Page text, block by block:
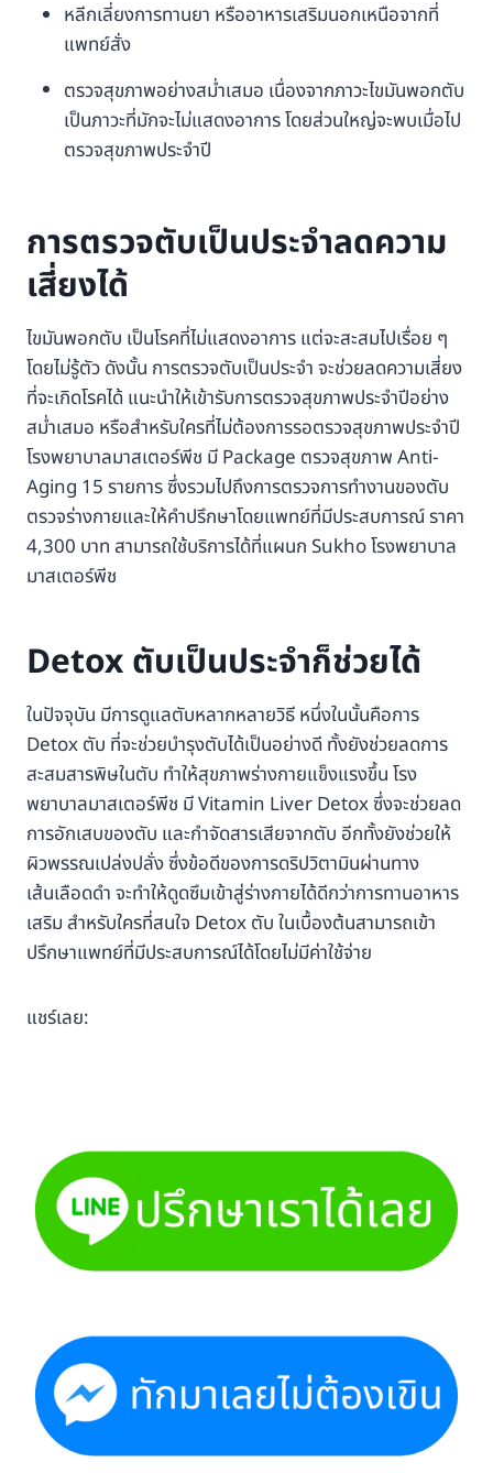
หลีกเลี่ยงการทานยา หรืออาหารเสริมนอกเหนือจากที่
แพทย์สั่ง
ตรวจสุขภาพอย่างสม่ำเสมอ เนื่องจากภาวะไขมันพอกตับ
เป็นภาวะที่มักจะไม่แสดงอาการ โดยส่วนใหญ่จะพบเมื่อไป
ตรวจสุขภาพประจำปี
การตรวจตับเป็นประจำลดความ
เสี่ยงได้
ไขมันพอกตับ เป็นโรคที่ไม่แสดงอาการ แต่จะสะสมไปเรื่อย ๆ
โดยไม่รู้ตัว ดังนั้น การตรวจตับเป็นประจำ จะช่วยลดความเสี่ยง
ที่จะเกิดโรคได้ แนะนำให้เข้ารับการตรวจสุขภาพประจำปีอย่าง
สม่ำเสมอ หรือสำหรับใครที่ไม่ต้องการรอตรวจสุขภาพประจำปี
โรงพยาบาลมาสเตอร์พีช มี Package ตรวจสุขภาพ Anti-
Aging 15 รายการ ซึ่งรวมไปถึงการตรวจการทำงานของตับ
ตรวจร่างกายและให้คำปรึกษาโดยแพทย์ที่มีประสบการณ์ ราคา
4,300 บาท สามารถใช้บริการได้ที่แผนก Sukho โรงพยาบาล
มาสเตอร์พีช
Detox ตับเป็นประจำก็ช่วยได้
ในปัจจุบัน มีการดูแลตับหลากหลายวิธี หนึ่งในนั้นคือการ
Detox ตับ ที่จะช่วยบำรุงตับได้เป็นอย่างดี ทั้งยังช่วยลดการ
สะสมสารพิษในตับ ทำให้สุขภาพร่างกายแข็งแรงขึ้น โรง
พยาบาลมาสเตอร์พีช มี Vitamin Liver Detox ซึ่งจะช่วยลด
การอักเสบของตับ และกำจัดสารเสียจากตับ อีกทั้งยังช่วยให้
ผิวพรรณเปล่งปลั่ง ซึ่งข้อดีของการดริปวิตามินผ่านทาง
เส้นเลือดดำ จะทำให้ดูดซึมเข้าสู่ร่างกายได้ดีกว่าการทานอาหาร
เสริม สำหรับใครที่สนใจ Detox ตับ ในเบื้องต้นสามารถเข้า
ปรึกษาแพทย์ที่มีประสบการณ์ได้โดยไม่มีค่าใช้จ่าย
แชร์เลย: